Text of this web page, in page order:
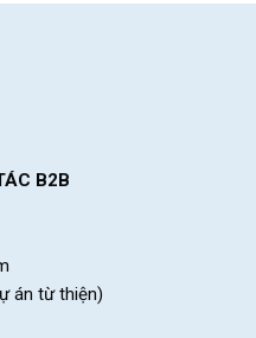
B2B
án từ thiện)